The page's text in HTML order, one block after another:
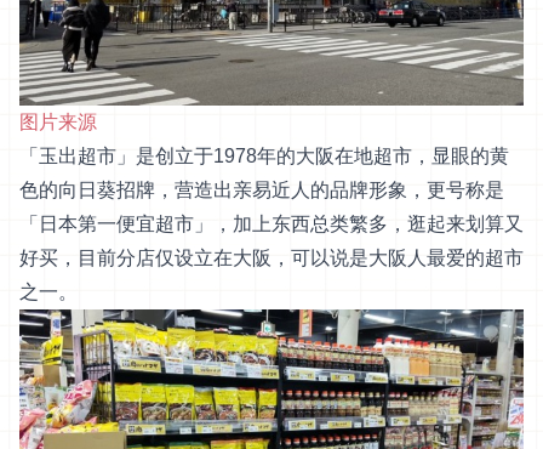
图片来源
「玉出超市」是创立于1978年的大阪在地超市，显眼的黄
色的向日葵招牌，营造出亲易近人的品牌形象，更号称是
「日本第一便宜超市」，加上东西总类繁多，逛起来划算又
好买，目前分店仅设立在大阪，可以说是大阪人最爱的超市
之一。